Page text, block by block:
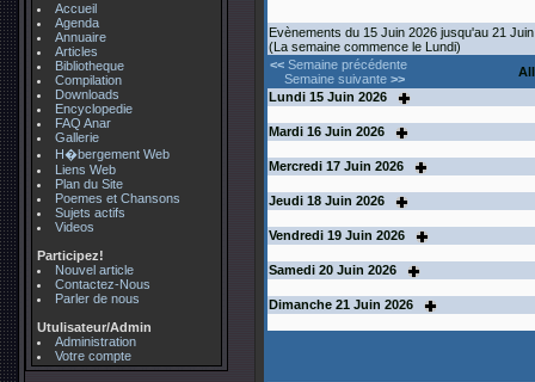
Accueil
Agenda
Annuaire
Articles
Bibliotheque
Compilation
Downloads
Encyclopedie
FAQ Anar
Gallerie
H�bergement Web
Liens Web
Plan du Site
Poemes et Chansons
Sujets actifs
Videos
Participez!
Nouvel article
Contactez-Nous
Parler de nous
Utulisateur/Admin
Administration
Votre compte
Evènements du 15 Juin 2026 jusqu'au 21
(La semaine commence le Lundi)
<< Semaine précédente
Semaine suivante >>
Lundi 15 Juin 2026
Mardi 16 Juin 2026
Mercredi 17 Juin 2026
Jeudi 18 Juin 2026
Vendredi 19 Juin 2026
Samedi 20 Juin 2026
Dimanche 21 Juin 2026